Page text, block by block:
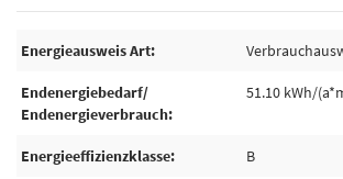
Energieausweis Art
Endenergiebedarf/
Endenergieverbrauch
51.10 kWh/
Energieeffizienzklasse B